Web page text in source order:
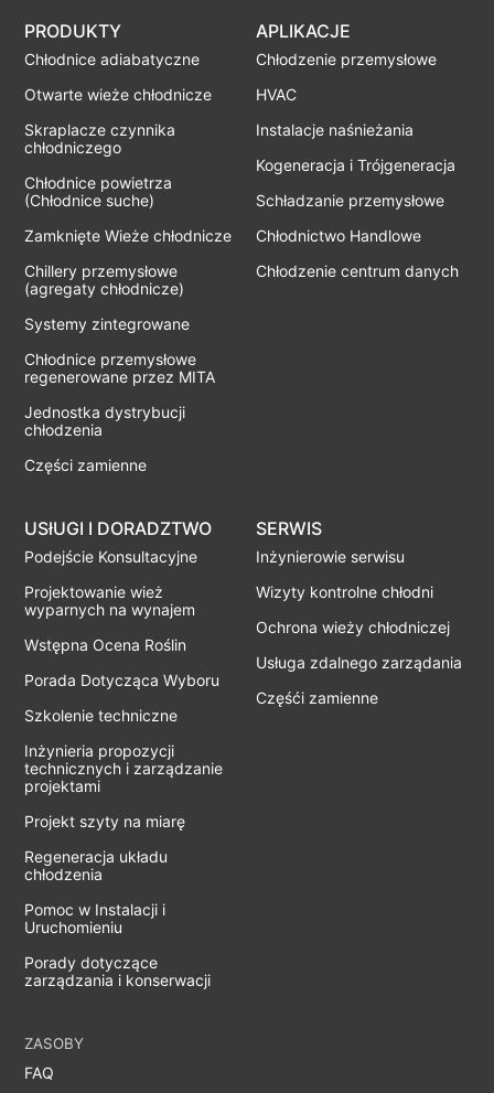
PRODUKTY
Chłodnice adiabatyczne
Otwarte wieże chłodnicze
Skraplacze czynnika
chłodniczego
Chłodnice powietrza
(Chłodnice suche)
Zamknięte Wieże chłodnicze
Chillery przemysłowe
(agregaty chłodnicze)
Systemy zintegrowane
Chłodnice przemysłowe
regenerowane przez MITA
Jednostka dystrybucji
chłodzenia
Części zamienne
APLIKACJE
Chłodzenie przemysłowe
HVAC
Instalacje naśnieżania
Kogeneracja i Trójgeneracja
Schładzanie przemysłowe
Chłodnictwo Handlowe
Chłodzenie centrum danych
USłUGI I DORADZTWO
Podejście Konsultacyjne
Projektowanie wież
wyparnych na wynajem
Wstępna Ocena Roślin
Porada Dotycząca Wyboru
Szkolenie techniczne
Inżynieria propozycji
technicznych i zarządzanie
projektami
Projekt szyty na miarę
Regeneracja układu
chłodzenia
Pomoc w Instalacji i
Uruchomieniu
Porady dotyczące
zarządzania i konserwacji
SERWIS
Inżynierowie serwisu
Wizyty kontrolne chłodni
Ochrona wieży chłodniczej
Usługa zdalnego zarządania
Częśći zamienne
ZASOBY
FAQ